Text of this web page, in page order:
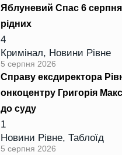
Яблуневий Спас 6
рідних
4
Кримінал, Новини Рівне
5 серпня 2026
Справу ексдиректора
онкоцентру Григорія
до суду
1
Новини Рівне, Таблоїд
5 серпня 2026